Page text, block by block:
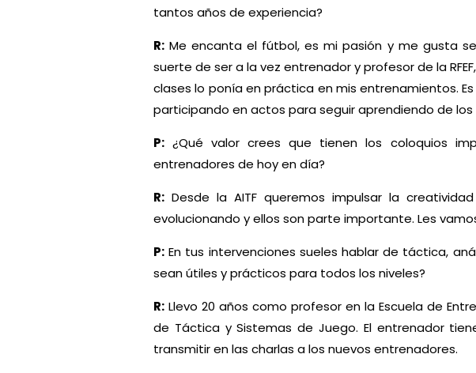
tantos años de experiencia?
R: Me encanta el fútbol, es mi pasión y me gusta
suerte de ser a la vez entrenador y profesor de la
clases lo ponía en práctica en mis entrenamientos.
participando en actos para seguir aprendiendo de
P: ¿Qué valor crees que tienen los coloquios
entrenadores de hoy en día?
R: Desde la AITF queremos impulsar la
evolucionando y ellos son parte importante. Les
P: En tus intervenciones sueles hablar de táctica,
sean útiles y prácticos para todos los niveles?
R: Llevo 20 años como profesor en la Escuela de
de Táctica y Sistemas de Juego. El entrenador
transmitir en las charlas a los nuevos entrenadores.